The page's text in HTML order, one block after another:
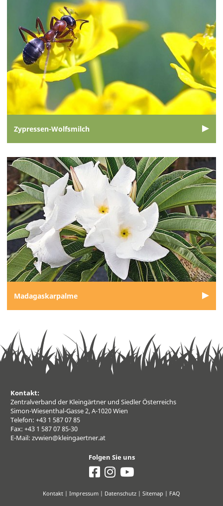
Zypressen-Wolfsmilch
Madagaskarpalme
Kontakt:
Zentralverband der Kleingärtner und Siedler Österreichs
Simon-Wiesenthal-Gasse 2, A-1020 Wien
Telefon: +43 1 587 07 85
Fax: +43 1 587 07 85-30
E-Mail: zvwien@kleingaertner.at
Folgen Sie uns
Kontakt | Impressum | Datenschutz | Sitemap | FAQ